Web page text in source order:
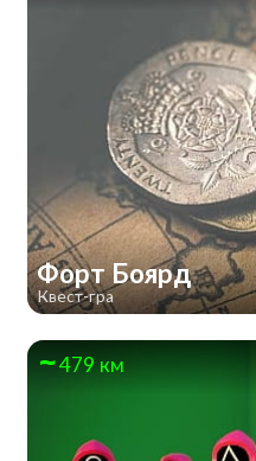
Форт Боярд
Квест-гра
479 км